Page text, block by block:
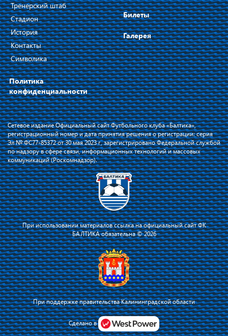
Я соглашаюсь с тем, что владелец сайта использует файлы cookie для
повышения удобства работы на сайте и сервис Яндекс.Метрика. Оставаясь
на сайте, я соглашаюсь сполитикой их применения.
Тренерский штаб
Стадион
История
Контакты
Символика
Политика
конфиденциальности
Билеты
Галерея
Сетевое издание Официальный сайт Футбольного клуба «Балтика»,
регистрационный номер и дата принятия решения о регистрации: серия
Эл № ФС77-85372 от 30 мая 2023 г, зарегистрировано Федеральной службой
по надзору в сфере связи, информационных технологий и массовых
коммуникаций (Роскомнадзор).
При использовании материалов ссылка на официальный сайт ФК
БАЛТИКА обязательна © 2026
При поддержке правительства Калининградской области
Сделано в